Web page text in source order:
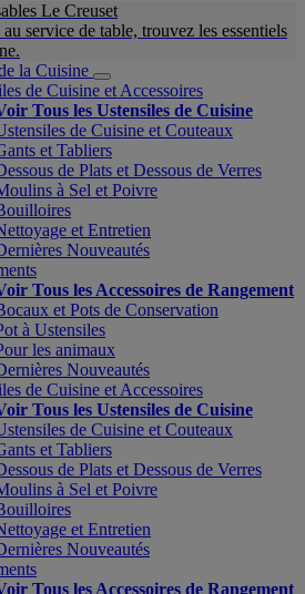
Le Creuset
service de table, trouvez les essentiels
la Cuisine
de Cuisine et Accessoires
Tous les Ustensiles de Cuisine
de Cuisine et Couteaux
et Tabliers
de Plats et Dessous de Verres
à Sel et Poivre
et Entretien
Nouveautés
Tous les Accessoires de Rangement
et Pots de Conservation
à Ustensiles
les animaux
Nouveautés
de Cuisine et Accessoires
Tous les Ustensiles de Cuisine
de Cuisine et Couteaux
et Tabliers
de Plats et Dessous de Verres
à Sel et Poivre
et Entretien
Nouveautés
Tous les Accessoires de Rangement